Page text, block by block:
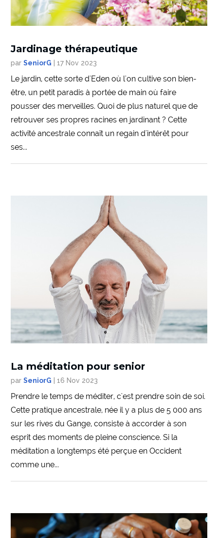
Jardinage thérapeutique
parSeniorG |17 Nov 2023
Le jardin, cette sorte d'Eden où l'on cultive son bien-
être, un petit paradis à portée de main où faire
pousser des merveilles. Quoi de plus naturel que de
retrouver ses propres racines en jardinant ? Cette
activité ancestrale connaît un regain d'intérêt pour
ses...
La méditation pour senior
parSeniorG |16 Nov 2023
Prendre le temps de méditer, c'est prendre soin de soi.
Cette pratique ancestrale, née il y a plus de 5 000 ans
sur les rives du Gange, consiste à accorder à son
esprit des moments de pleine conscience. Si la
méditation a longtemps été perçue en Occident
comme une...